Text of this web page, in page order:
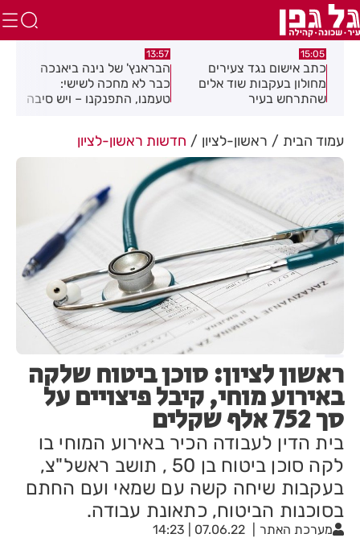
15:05
כתב אישום נגד צעירים
מחולון בעקבות שוד אלים
שהתרחש בעיר
הבראנץ' של נינה ביאנכה
כבר לא מחכה לשישי:
טעמנו, התפנקנו – ויש סיבה
לחוגי
עמוד הבית ראשון-לציון חדשות ראשון-לציון
ראשון לציון: סוכן ביטוח שלקה
באירוע מוחי, קיבל פיצויים על
סך 752 אלף שקלים
בית הדין לעבודה הכיר באירוע המוחי בו
לקה סוכן ביטוח בן 50 , תושב ראשל"צ,
בעקבות שיחה קשה עם שמאי ועם החתם
בסוכנות הביטוח, כתאונת עבודה.
מערכת האתר 07.06.22 | 14:23